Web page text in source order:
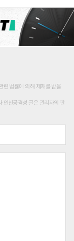
련 법률에 의해 제재를 받을
인신공격성 글은 관리자의 판